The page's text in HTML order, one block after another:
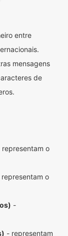
entre
mensagens
de
representam o
representam o
-
- representam